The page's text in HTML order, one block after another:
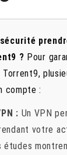
? Pour
compte :
: Un VPN
votre
études